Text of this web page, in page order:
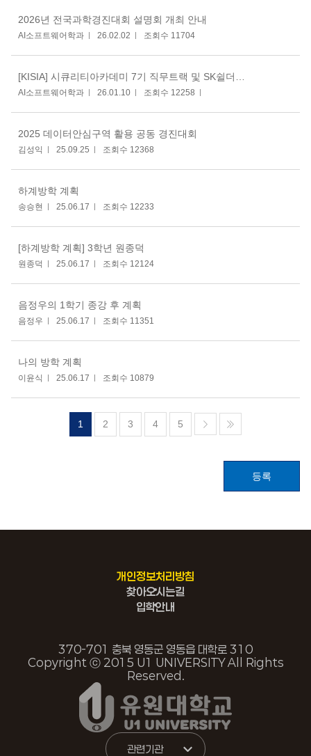
2026년 전국과학경진대회 설명회 개최 안내
AI소프트웨어학과 26.02.02 조회수 11704
AI소프트웨어학과 26.01.10 조회수 12258
2025 데이터안심구역 활용 공동 경진대회
김성익 25.09.25 조회수 12368
하계방학 계획
송승현 25.06.17 조회수 12233
[하계방학 계획] 3학년 원종덕
원종덕 25.06.17 조회수 12124
음정우의 1학기 종강 후 계획
음정우 25.06.17 조회수 11351
나의 방학 계획
이윤식 25.06.17 조회수 10879
1 2 3 4 5
등록
개인정보처리방침
찾아오시는길
입학안내
370-701 충북 영동군 영동읍 대학로 310
Copyright ⓒ 2015 U1 UNIVERSITY All Rights
Reserved.
관련기관